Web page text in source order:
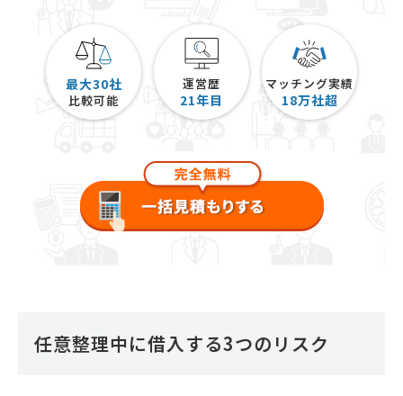
最大30社
比較可能
運営歴
21年目
マッチング実績
18万社超
任意整理中に借入する3つのリスク